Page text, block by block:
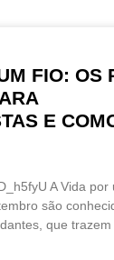
FIO: OS
E
A Vida por
são
que trazem